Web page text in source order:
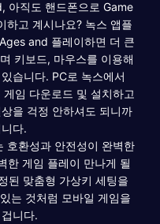
아직도 핸드폰으로 Game
고 계시나요? 녹스 앱플
and 플레이하면 더 큰
키보드, 마우스를 이용해
습니다. PC로 녹스에서
임 다운로드 및 설치하고
을 걱정 안하셔도 되니까
다.
호환성과 안전성이 완벽한
한 게임 플레이 만나게 될
된 맞춤형 가상키 세팅을
는 것처럼 모바일 게임을
니다.